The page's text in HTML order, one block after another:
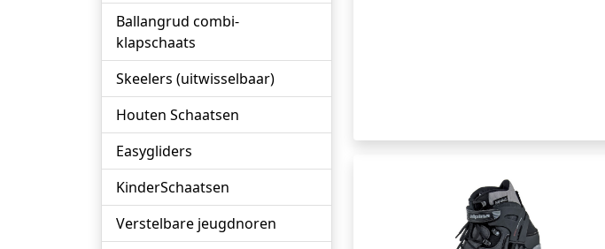
Ballangrud combi-
klapschaats
Skeelers (uitwisselbaar)
Houten Schaatsen
Easygliders
KinderSchaatsen
Verstelbare jeugdnoren